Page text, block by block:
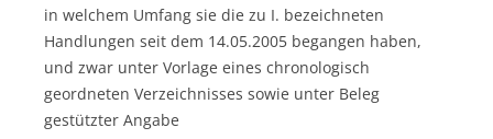
in welchem Umfang sie die zu I. bezeichneten
Handlungen seit dem 14.05.2005 begangen haben,
und zwar unter Vorlage eines chronologisch
geordneten Verzeichnisses sowie unter Beleg
gestützter Angabe